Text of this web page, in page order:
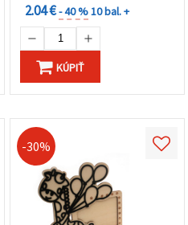
2.04 €- 40 %10 bal. +
KÚPIŤ
-30%